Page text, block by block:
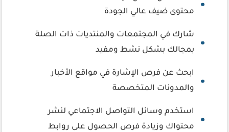
محتوى ضيف عالي الجودة
شارك في المجتمعات والمنتديات ذات الصلة
بمجالك بشكل نشط ومفيد
ابحث عن فرص الإشارة في مواقع الأخبار
والمدونات المتخصصة
استخدم وسائل التواصل الاجتماعي لنشر
محتواك وزيادة فرص الحصول على روابط